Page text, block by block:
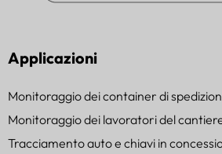
Applicazioni
Monitoraggio dei container di
Monitoraggio dei lavoratori del
Tracciamento auto e chiavi in